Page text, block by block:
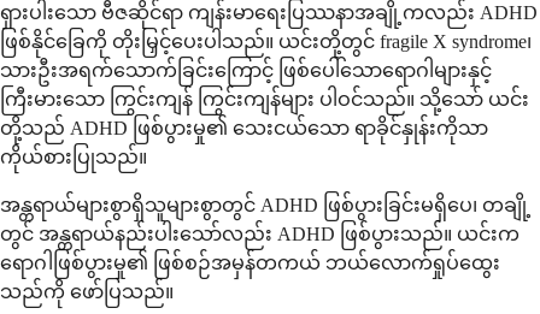
ရှားပါးသော ဗီဇဆိုင်ရာ ကျန်းမာရေးပြဿနာအချို့ကလည်း ADHD
ဖြစ်နိုင်ခြေကို တိုးမြှင့်ပေးပါသည်။ ယင်းတို့တွင် fragile X syndrome၊
သားဦးအရက်သောက်ခြင်းကြောင့် ဖြစ်ပေါ်သောရောဂါများနှင့်
ကြီးမားသော ကြွင်းကျန် ကြွင်းကျန်များ ပါဝင်သည်။ သို့သော် ယင်း
တို့သည် ADHD ဖြစ်ပွားမှု၏ သေးငယ်သော ရာခိုင်နှုန်းကိုသာ
ကိုယ်စားပြုသည်။
အန္တရာယ်များစွာရှိသူများစွာတွင် ADHD ဖြစ်ပွားခြင်းမရှိပေ၊ တချို့
တွင် အန္တရာယ်နည်းပါးသော်လည်း ADHD ဖြစ်ပွားသည်။ ယင်းက
ရောဂါဖြစ်ပွားမှု၏ ဖြစ်စဉ်အမှန်တကယ် ဘယ်လောက်ရှုပ်ထွေး
သည်ကို ဖော်ပြသည်။